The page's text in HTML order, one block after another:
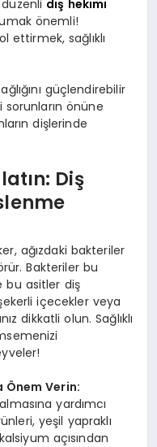
diş hekimi
önemli!
ettirmek, sağlıklı
güçlendirebilir
önüne
dişlerinde
Diş
ağızdaki bakteriler
Bakteriler bu
bu asitler diş
içecekler veya
dikkatli olun. Sağlıklı
Önem Verin:
yardımcı
yeşil yapraklı
açısından